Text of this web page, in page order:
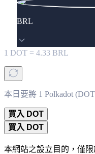
BRL
1 DOT = 4.33 BRL
本日要將 1 Polkadot
買入 DOT
買入 DOT
本網站之設立目的，僅限